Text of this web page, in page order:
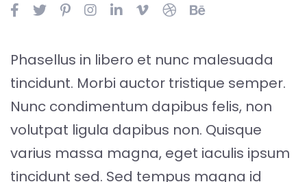
Phasellus in libero et nunc malesuada
tincidunt. Morbi auctor tristique semper.
Nunc condimentum dapibus felis, non
volutpat ligula dapibus non. Quisque
varius massa magna, eget iaculis ipsum
tincidunt sed. Sed tempus magna id